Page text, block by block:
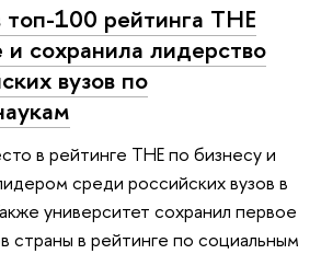
100 рейтинга ТНЕ
сохранила лидерство
вузов по
в рейтинге ТНЕ по бизнесу и
среди российских вузов в
университет сохранил первое
страны в рейтинге по социальным